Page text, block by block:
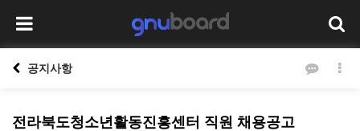
공지사항
전라북도청소년활동진흥센터 직원 채용공고